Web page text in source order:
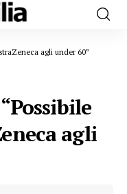
agli under 60”
agli